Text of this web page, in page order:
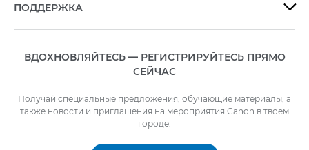
ПОДДЕРЖКА 
ВДОХНОВЛЯЙТЕСЬ — РЕГИСТРИРУЙТЕСЬ ПРЯМО
СЕЙЧАС
Получай специальные предложения, обучающие материалы, а
также новости и приглашения на мероприятия Canon в твоем
городе.